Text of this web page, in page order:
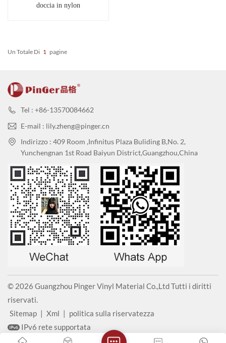
doccia in nylon
Un Totale Di 1 Pagine
Tel : +86-13570084662
E-mail : lily.zheng@pinger.cn
Indirizzo : 409 Room ,Infinitus Plaza Buliding B,No. 2,
Yunchengnan 1st Road Baiyun District,Guangzhou,China
© 2026 Guangzhou Pinger Vinyl Material Co.,Ltd Tutti i diritti
riservati.
Sitemap | Xml | politica sulla riservatezza
IPv6 rete supportata